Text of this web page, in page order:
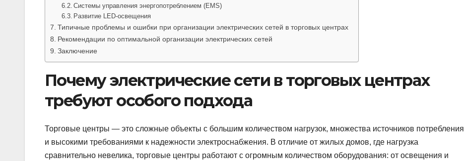
Системы управления энергопотреблением (EMS)
Развитие LED-освещения
Типичные проблемы и ошибки при организации электрических сетей в торговых центрах
Рекомендации по оптимальной организации электрических сетей
Заключение
Почему электрические сети в торговых центрах
требуют особого подхода
Торговые центры — это сложные объекты с большим количеством нагрузок, множества источников потребления
и высокими требованиями к надежности электроснабжения. В отличие от жилых домов, где нагрузка
сравнительно невелика, торговые центры работают с огромным количеством оборудования: от освещения и